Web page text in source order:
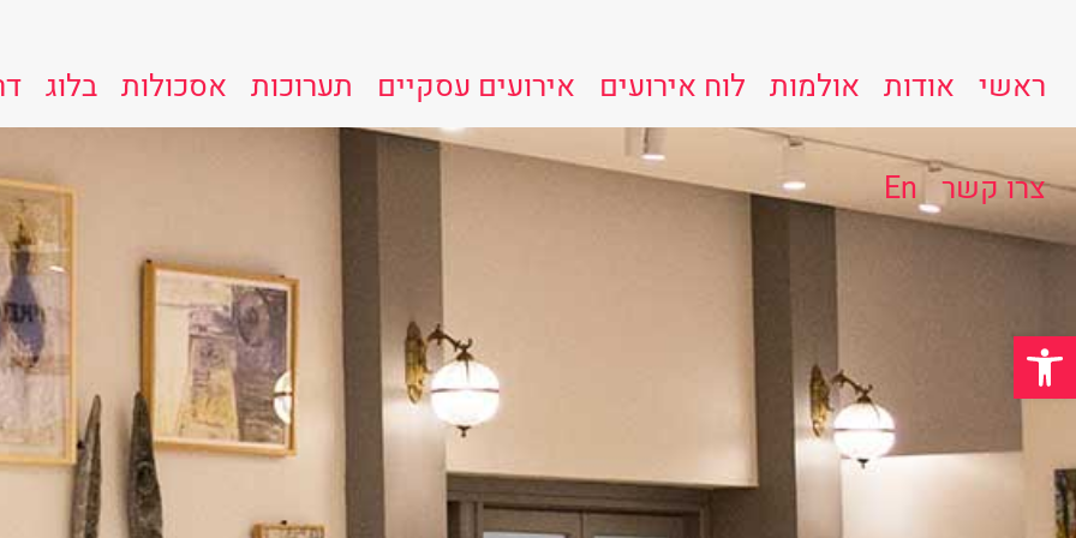
פתח סרגל נגישות
ראשי אודות אולמות לוח אירועים אירועים עסקיים תערוכות אסכולות בלוג
צרו קשר En